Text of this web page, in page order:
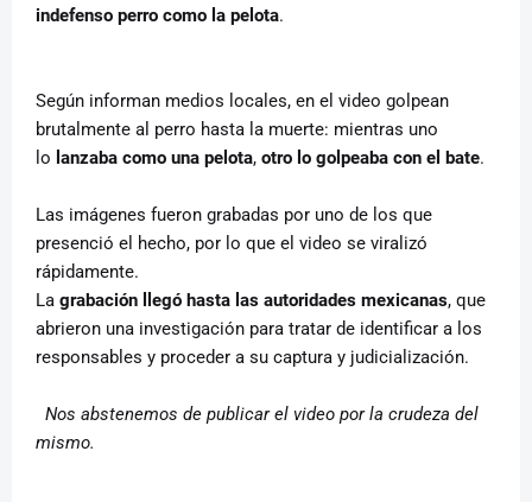
indefenso perro como la pelota.
Según informan medios locales, en el video golpean
brutalmente al perro hasta la muerte: mientras uno
lo lanzaba como una pelota, otro lo golpeaba con el bate.
Las imágenes fueron grabadas por uno de los que
presenció el hecho, por lo que el video se viralizó
rápidamente.
La grabación llegó hasta las autoridades mexicanas, que
abrieron una investigación para tratar de identificar a los
responsables y proceder a su captura y judicialización.
Nos abstenemos de publicar el video por la crudeza del
mismo.